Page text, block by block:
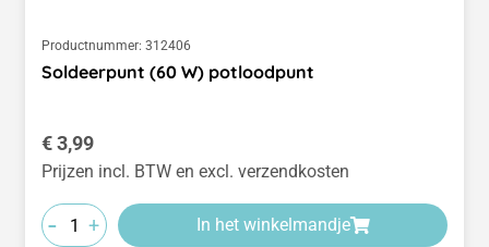
Productnummer: 312406
Soldeerpunt (60 W) potloodpunt
Normale prijs:
€ 3,99
Prijzen incl. BTW en excl. verzendkosten
- + In het winkelmandje